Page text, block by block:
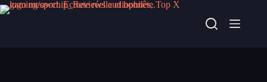
Passer
au